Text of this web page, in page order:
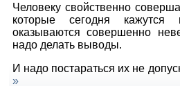
Человеку свойственно
которые сегодня
оказываются совершенно
надо делать выводы.
И надо постараться их не
»